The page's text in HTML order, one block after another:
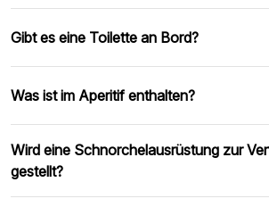
Gibt es eine Toilette an Bord?
Was ist im Aperitif enthalten?
Wird eine Schnorchelausrüstung zur
gestellt?